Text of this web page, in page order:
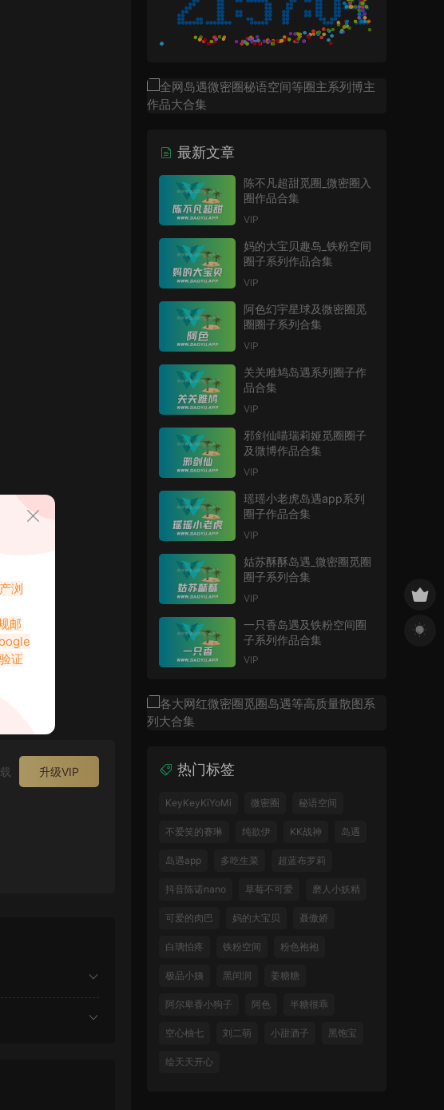
升级VIP
最新文章
陈不凡超甜觅圈_微密圈入
圈作品合集
VIP
妈的大宝贝趣岛_铁粉空间
圈子系列作品合集
VIP
阿色幻宇星球及微密圈觅
圈圈子系列合集
VIP
关关雎鸠岛遇系列圈子作
品合集
VIP
邪剑仙喵瑞莉娅觅圈圈子
及微博作品合集
VIP
瑶瑶小老虎岛遇app系列
圈子作品合集
VIP
姑苏酥酥岛遇_微密圈觅圈
圈子系列合集
VIP
一只香岛遇及铁粉空间圈
子系列作品合集
VIP
热门标签
KeyKeyKiYoMi 微密圈 秘语空间
不爱笑的赛琳 纯欲伊 KK战神 岛遇
岛遇app 多吃生菜 超蓝布罗莉
抖音陈诺nano 草莓不可爱 磨人小妖精
可爱的肉巴 妈的大宝贝 聂傲娇
白璃怕疼 铁粉空间 粉色袍袍
极品小姨 黑闰润 姜糖糖
阿尔卑香小狗子 阿色 半糖很乖
空心柚七 刘二萌 小甜酒子 黑饱宝
绘天天开心
浏
邮
证